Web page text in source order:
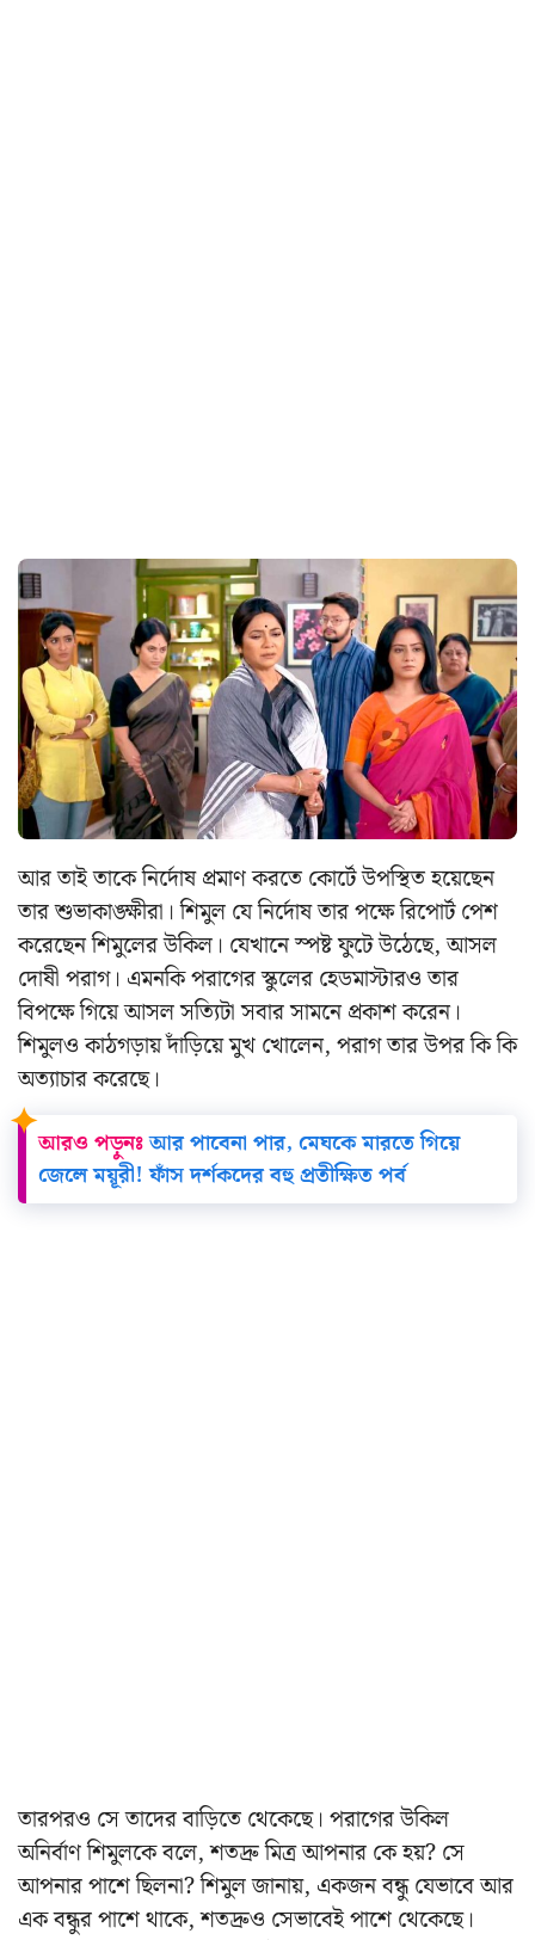
আর তাই তাকে নির্দোষ প্রমাণ করতে কোর্টে উপস্থিত হয়েছেন
তার শুভাকাঙ্ক্ষীরা।শিমুল যে নির্দোষ তার পক্ষে রিপোর্ট পেশ
করেছেন শিমুলের উকিল। যেখানে স্পষ্ট ফুটে উঠেছে, আসল
দোষী পরাগ। এমনকি পরাগের স্কুলের হেডমাস্টারও তার
বিপক্ষে গিয়ে আসল সত্যিটা সবার সামনে প্রকাশ করেন।
শিমুলও কাঠগড়ায় দাঁড়িয়ে মুখ খোলেন, পরাগ তার উপর কি কি
অত্যাচার করেছে।
আরও পড়ুনঃআর পাবেনা পার, মেঘকে মারতে গিয়ে
জেলে ময়ূরী! ফাঁস দর্শকদের বহু প্রতীক্ষিত পর্ব
তারপরও সে তাদের বাড়িতে থেকেছে।পরাগের উকিল
অনির্বাণ শিমুলকে বলে, শতদ্রু মিত্র আপনার কে হয়? সে
আপনার পাশে ছিলনা? শিমুল জানায়, একজন বন্ধু যেভাবে আর
এক বন্ধুর পাশে থাকে, শতদ্রুও সেভাবেই পাশে থেকেছে।